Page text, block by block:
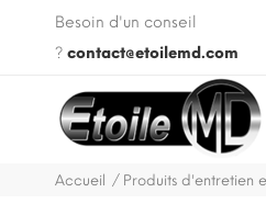
Besoin d'un conseil
? contact@etoilemd.com
VIN de votre véhicule lors de votre
Accueil Produits d'entretien